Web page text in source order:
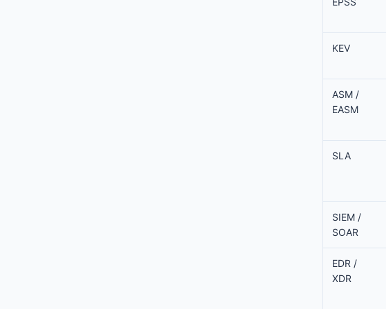
KEV
ASM /
EASM
SLA
SIEM /
SOAR
EDR /
XDR